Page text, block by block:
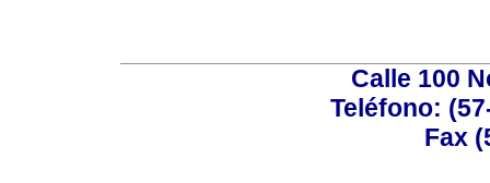
Calle 100
Teléfono:
Fax